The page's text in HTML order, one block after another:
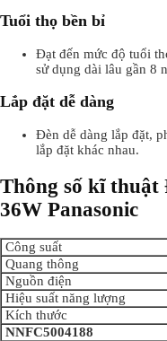
Tuổi thọ bền bỉ
Đạt đến mức độ tuổi
sử dụng dài lâu gần 8
Lắp đặt dễ dàng
Đèn dễ dàng lắp đặt,
lắp đặt khác nhau.
Thông số kĩ thuật
36W Panasonic
Công suất
Quang thông
Nguồn điện
Hiệu suất năng lượng
Kích thước
NNFC5004188